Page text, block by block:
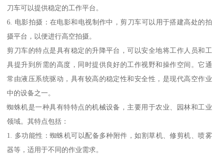
刀车可以提供稳定的工作平台。
6. 电影拍摄：在电影和电视制作中，剪刀车可以用于搭建高处的拍
摄平台，以便进行高空拍摄。
剪刀车的特点是具有稳定的升降平台，可以安全地将工作人员和工
具提升到所需的高度，同时提供良好的工作视野和操作空间。它通
常由液压系统驱动，具有较高的稳定性和安全性，是现代高空作业
中的设备之一。
蜘蛛机是一种具有特特点的机械设备，主要用于农业、园林和工业
领域。其特点包括：
1. 多功能性：蜘蛛机可以配备多种附件，如割草机、修剪机、喷雾
器等，适用于不同的作业需求。